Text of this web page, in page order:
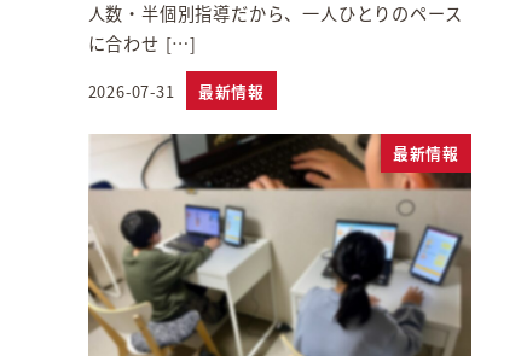
人数・半個別指導だから、一人ひとりのペース
に合わせ […]
投稿日
2026-07-31 最新情報
最新情報